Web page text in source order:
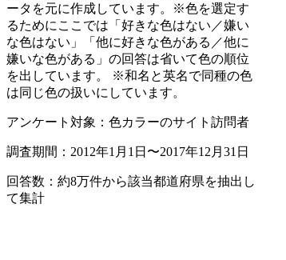
ータを元に作成しています。※色を選定す
るためにここでは「好きな色はない／嫌い
な色はない」「他に好きな色がある／他に
嫌いな色がある」の回答は省いて色の順位
を出しています。 ※和名と英名で同種の色
は同じ色の扱いにしています。
アンケート対象：色カラーのサイト訪問者
調査期間：2012年1月1日〜2017年12月31日
回答数：約8万件から該当都道府県を抽出し
て集計